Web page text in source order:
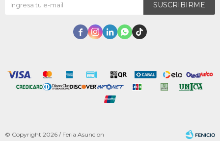
SUSCRIBIRME
    
© Copyright 2026 / Feria Asuncion